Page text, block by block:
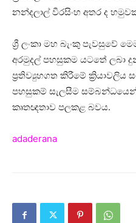
නන්දලාල් වීරසිංහ අතර ද
ශ්‍රී ලංකා මහ බැංකු පැවසුවේ
අරමුදල් පහසුකම යටතේ ලබා
ප්‍රතිව්‍යුහගත කිරීමේ ක්‍රියාවලිය
පහසුකම් සැලසීම
කෘතඥතාව පලකළ බවය.
adaderana